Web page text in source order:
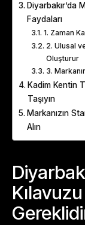
Diyarbakır’da
Faydaları
1. Zaman
2. Ulusal
Oluşturur
3.
Kadim Kentin
Taşıyın
Markanızın
Alın